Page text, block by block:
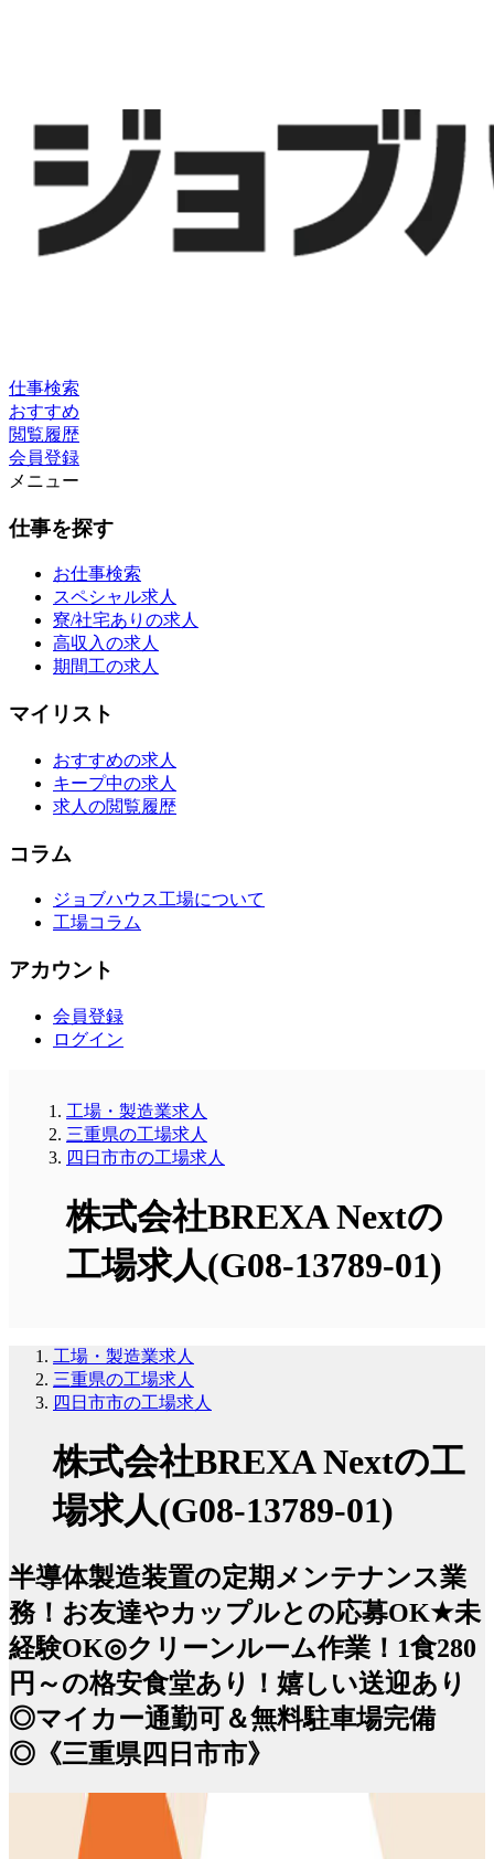
仕事検索
おすすめ
閲覧履歴
会員登録
メニュー
仕事を探す
お仕事検索
スペシャル求人
寮/社宅ありの求人
高収入の求人
期間工の求人
マイリスト
おすすめの求人
キープ中の求人
求人の閲覧履歴
コラム
ジョブハウス工場について
工場コラム
アカウント
会員登録
ログイン
工場・製造業求人
三重県の工場求人
四日市市の工場求人
株式会社BREXA Nextの
工場求人(G08-13789-01)
工場・製造業求人
三重県の工場求人
四日市市の工場求人
株式会社BREXA Nextの工
場求人(G08-13789-01)
半導体製造装置の定期メンテナンス業
務！お友達やカップルとの応募OK★未
経験OK◎クリーンルーム作業！1食280
円～の格安食堂あり！嬉しい送迎あり
◎マイカー通勤可＆無料駐車場完備
◎《三重県四日市市》